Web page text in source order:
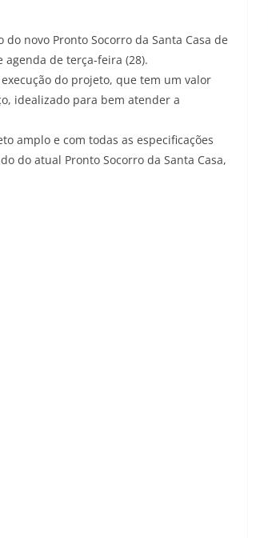
novo Pronto Socorro da Santa Casa de
de terça-feira (28).
do projeto, que tem um valor
idealizado para bem atender a
amplo e com todas as especificações
do atual Pronto Socorro da Santa Casa,